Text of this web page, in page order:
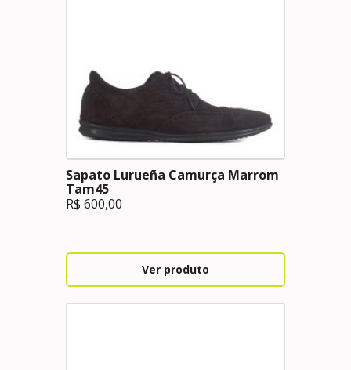
Sapato Lurueña Camurça Marrom
Tam45
R$ 600,00
Ver produto